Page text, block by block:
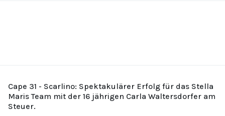
Cape 31 - Scarlino: Spektakulärer Erfolg für das Stella
Maris Team mit der 16 jährigen Carla Waltersdorfer am
Steuer.